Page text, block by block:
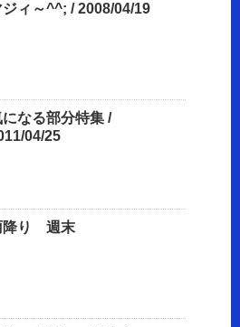
ジィ～^^; / 2008/04/19
になる部分特集 /
04/25
降り 週末